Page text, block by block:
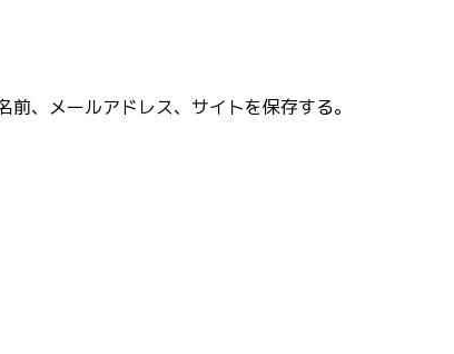
、メールアドレス、サイトを保存する。